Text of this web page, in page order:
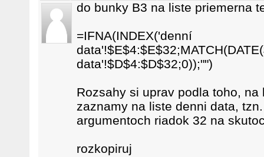
do bunky B3 na liste priemerna
=IFNA(INDEX('denní
data'!$D$4:$D$32;0));"")
Rozsahy si uprav podla toho,
zaznamy na liste denni data,
argumentoch riadok 32 na
rozkopiruj